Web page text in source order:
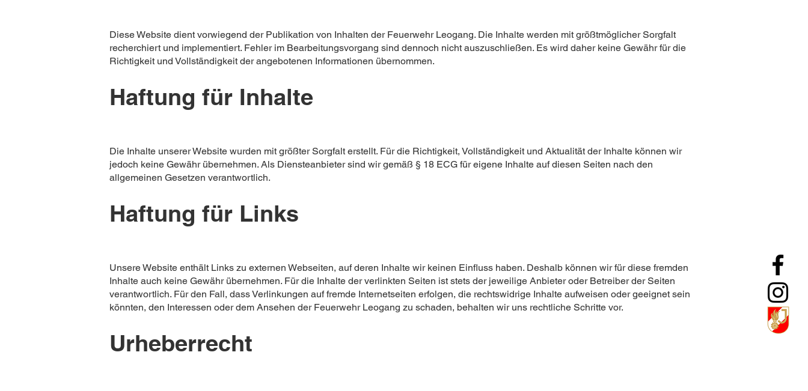
Diese Website dient vorwiegend der Publikation von Inhalten der Feuerwehr Leogang. Die Inhalte werden mit größtmöglicher Sorgfalt
recherchiert und implementiert. Fehler im Bearbeitungsvorgang sind dennoch nicht auszuschließen. Es wird daher keine Gewähr für die
Richtigkeit und Vollständigkeit der angebotenen Informationen übernommen.
Haftung für Inhalte
Die Inhalte unserer Website wurden mit größter Sorgfalt erstellt. Für die Richtigkeit, Vollständigkeit und Aktualität der Inhalte können wir
jedoch keine Gewähr übernehmen. Als Diensteanbieter sind wir gemäß § 18 ECG für eigene Inhalte auf diesen Seiten nach den
allgemeinen Gesetzen verantwortlich.
Haftung für Links
Unsere Website enthält Links zu externen Webseiten, auf deren Inhalte wir keinen Einfluss haben. Deshalb können wir für diese fremden
Inhalte auch keine Gewähr übernehmen. Für die Inhalte der verlinkten Seiten ist stets der jeweilige Anbieter oder Betreiber der Seiten
verantwortlich. Für den Fall, dass Verlinkungen auf fremde Internetseiten erfolgen, die rechtswidrige Inhalte aufweisen oder geeignet sein
könnten, den Interessen oder dem Ansehen der Feuerwehr Leogang zu schaden, behalten wir uns rechtliche Schritte vor.
Urheberrecht